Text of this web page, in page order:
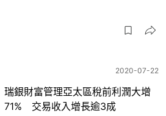
2020-07-22
瑞銀財富管理亞太區稅前利潤大增
71% 交易收入增長逾3成